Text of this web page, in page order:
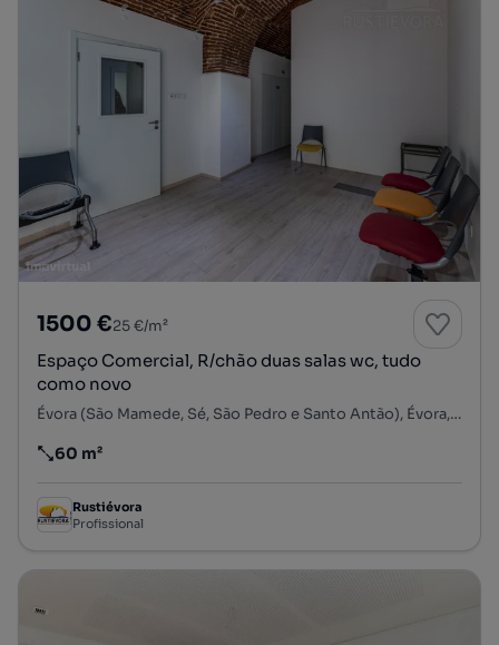
1500 €25 €/m²
Espaço Comercial, R/chão duas salas wc, tudo
como novo
Évora (São Mamede, Sé, São Pedro e Santo Antão), Évora, Évora
Preço por metro quadrado
60 m²
Rustiévora
Profissional